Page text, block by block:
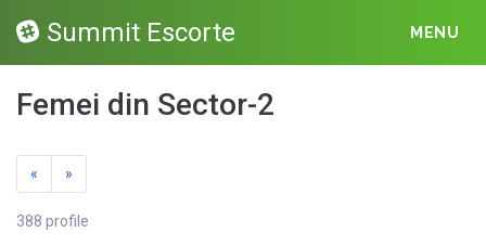
Summit Escorte MENU
Femei din Sector-2
« »
388 profile